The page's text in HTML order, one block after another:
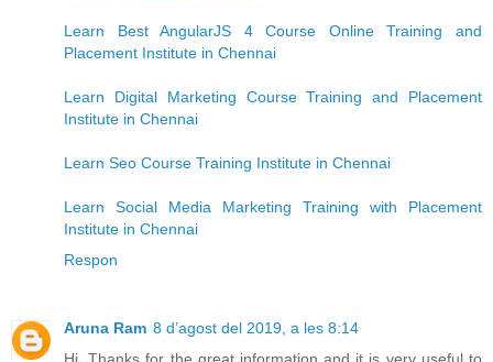
Learn Best AngularJS 4 Course Online Training and
Placement Institute in Chennai
Learn Digital Marketing Course Training and Placement
Institute in Chennai
Learn Seo Course Training Institute in Chennai
Learn Social Media Marketing Training with Placement
Institute in Chennai
Respon
Aruna Ram 8 d’agost del 2019, a les 8:14